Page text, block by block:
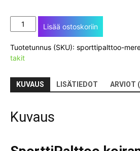
SporttiPalttoo
koiran
(merenvihreä)
-
määrä
Lisää ostoskoriin
Tuotetunnus (SKU): sporttipalttoo-
takit
KUVAUS LISÄTIEDOT ARVIOT
Kuvaus